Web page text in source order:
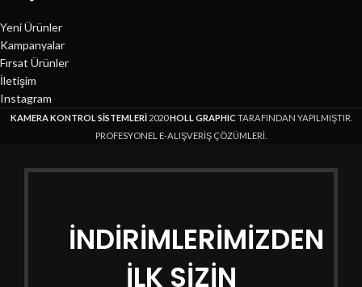
Yeni Ürünler
Kampanyalar
Fırsat Ürünler
İletişim
Instagram
KAMERA KONTROL SİSTEMLERİ 2020HOLL GRAPHICTARAFINDAN YAPILMIŞTIR.
PROFESYONEL E-ALIŞVERİŞ ÇÖZÜMLERİ.
İNDİRİMLERİMİZDEN
İLK SİZİN